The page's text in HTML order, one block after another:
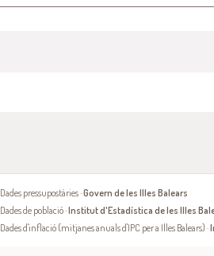
Dades pressupostàries ·Govern de les Illes Balears
Dades de població ·Institut d'Estadística de les Illes
Dades d'inflació (mitjanes anuals d'IPC per a Illes Balears) ·